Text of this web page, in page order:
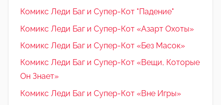
Комикс Леди Баг и Супер-Кот "Падение"
Комикс Леди Баг и Супер-Кот «Азарт Охоты»
Комикс Леди Баг и Супер-Кот «Без Масок»
Комикс Леди Баг и Супер-Кот «Вещи, Которые
Он Знает»
Комикс Леди Баг и Супер-Кот «Вне Игры»